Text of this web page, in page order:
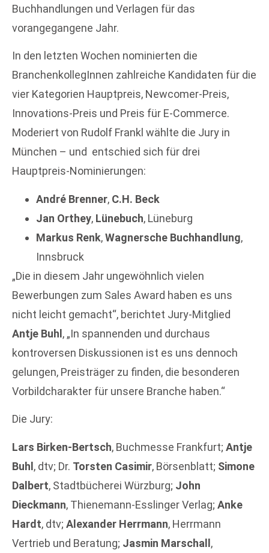
Buchhandlungen und Verlagen für das
vorangegangene Jahr.
In den letzten Wochen nominierten die
BranchenkollegInnen zahlreiche Kandidaten für die
vier Kategorien Hauptpreis, Newcomer-Preis,
Innovations-Preis und Preis für E-Commerce.
Moderiert von Rudolf Frankl wählte die Jury in
München – und entschied sich für drei
Hauptpreis-Nominierungen:
André Brenner, C.H. Beck
Jan Orthey, Lünebuch, Lüneburg
Markus Renk,Wagnersche Buchhandlung,
Innsbruck
„Die in diesem Jahr ungewöhnlich vielen
Bewerbungen zum Sales Award haben es uns
nicht leicht gemacht“, berichtet Jury-Mitglied
Antje Buhl, „In spannenden und durchaus
kontroversen Diskussionen ist es uns dennoch
gelungen, Preisträger zu finden, die besonderen
Vorbildcharakter für unsere Branche haben.“
Die Jury:
Lars Birken-Bertsch, Buchmesse Frankfurt; Antje
Buhl, dtv; Dr. Torsten Casimir, Börsenblatt; Simone
Dalbert, Stadtbücherei Würzburg; John
Dieckmann, Thienemann-Esslinger Verlag; Anke
Hardt, dtv; Alexander Herrmann, Herrmann
Vertrieb und Beratung; Jasmin Marschall,